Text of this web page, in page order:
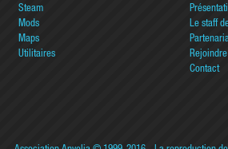
Steam
Mods
Maps
Utilitaires
Le staff
Contact